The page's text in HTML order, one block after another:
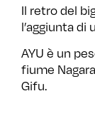
Il retro del
l’aggiunta di
AYU è un
fiume
Gifu.